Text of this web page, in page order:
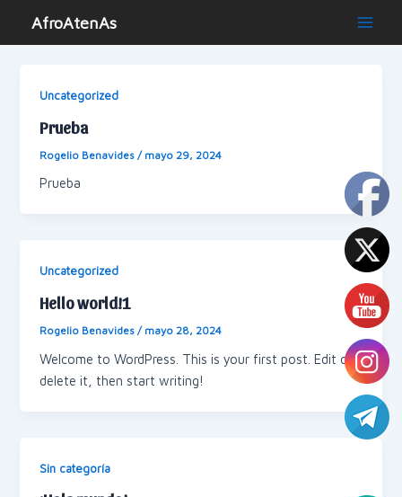
AfroAtenAs
Main
Uncategorized
Prueba
Rogelio Benavides / mayo 29, 2024
Prueba
Uncategorized
Hello world!1
Rogelio Benavides/ mayo 28, 2024
Welcome to WordPress. This is your first post. Edit or
delete it, then start writing!
Sin categoría